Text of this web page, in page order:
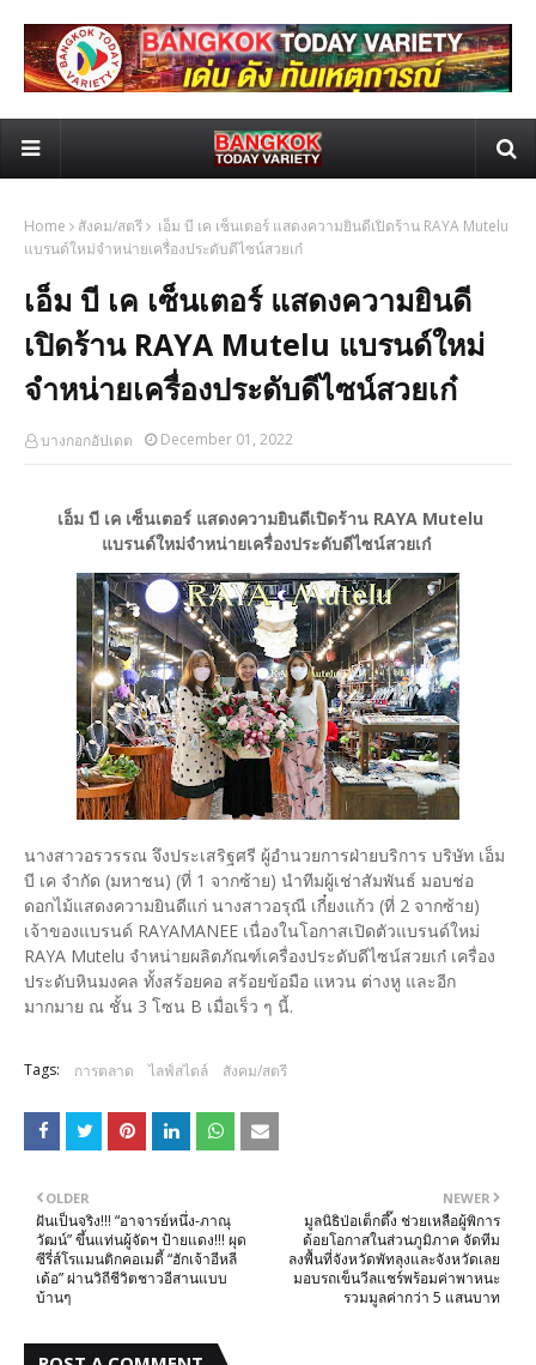
Home สังคม/สตรี
เอ็ม บี เค เซ็นเตอร์ แสดงความยินดีเปิดร้าน RAYA Mutelu
แบรนด์ใหม่จำหน่ายเครื่องประดับดีไซน์สวยเก๋
เอ็ม บี เค เซ็นเตอร์ แสดงความยินดี
เปิดร้าน RAYA Mutelu แบรนด์ใหม่
จำหน่ายเครื่องประดับดีไซน์สวยเก๋
บางกอกอัปเดต December 01, 2022
เอ็ม บี เค เซ็นเตอร์ แสดงความยินดีเปิดร้าน RAYA Mutelu
แบรนด์ใหม่จำหน่ายเครื่องประดับดีไซน์สวยเก๋
นางสาวอรวรรณ จึงประเสริฐศรี ผู้อำนวยการฝ่ายบริการ บริษัท เอ็ม
บี เค จำกัด (มหาชน) (ที่ 1 จากซ้าย) นำทีมผู้เช่าสัมพันธ์ มอบช่อ
ดอกไม้แสดงความยินดีแก่ นางสาวอรุณี เกี๋ยงแก้ว (ที่ 2 จากซ้าย)
เจ้าของแบรนด์ RAYAMANEE เนื่องในโอกาสเปิดตัวแบรนด์ใหม่
RAYA Mutelu จำหน่ายผลิตภัณฑ์เครื่องประดับดีไซน์สวยเก๋ เครื่อง
ประดับหินมงคล ทั้งสร้อยคอ สร้อยข้อมือ แหวน ต่างหู และอีก
มากมาย ณ ชั้น 3 โซน B เมื่อเร็ว ๆ นี้.
Tags: การตลาด ไลฟ์สไตล์ สังคม/สตรี
NEWER
มูลนิธิป่อเต็กตึ๊ง ช่วยเหลือผู้พิการ
ด้อยโอกาสในส่วนภูมิภาค จัดทีม
ลงพื้นที่จังหวัดพัทลุงและจังหวัดเลย
มอบรถเข็นวีลแชร์พร้อมค่าพาหนะ
รวมมูลค่ากว่า 5 แสนบาท
OLDER
ฝันเป็นจริง!!! “อาจารย์หนึ่ง-ภาณุ
วัฒน์” ขึ้นแท่นผู้จัดฯ ป้ายแดง!!! ผุด
ซีรี่ส์โรแมนติกคอเมดี้ “ฮักเจ้าอีหลี
เด้อ” ผ่านวิถีชีวิตชาวอีสานแบบ
บ้านๆ